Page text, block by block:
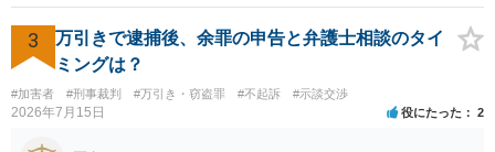
す。
3
万引きで逮捕後、余罪の申告と弁護士相談のタイ
ミングは？
#加害者 #刑事裁判 #万引き・窃盗罪 #不起訴 #示談交渉
2026年7月15日 役にたった 2